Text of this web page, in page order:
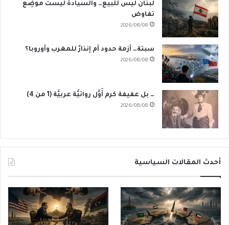
لبنان ليس للبيع… والسيادة ليست موضِع
تفاوض
2026/08/08
سبتة… أزمة حدود أم إنذارٌ للمغرب وأوروبا؟
2026/08/08
… بل عفيفة كرم أَوَّل روائيَّة عربيَّة (1 من 4)
2026/08/08
أحدث المقالات السياسية